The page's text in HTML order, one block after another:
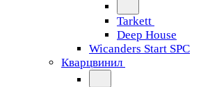
Tarkett
Deep House
Wicanders Start SPC
Кварцвинил